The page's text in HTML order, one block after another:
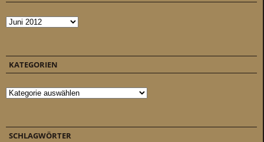
Archiv
KATEGORIEN
Kategorien
SCHLAGWÖRTER